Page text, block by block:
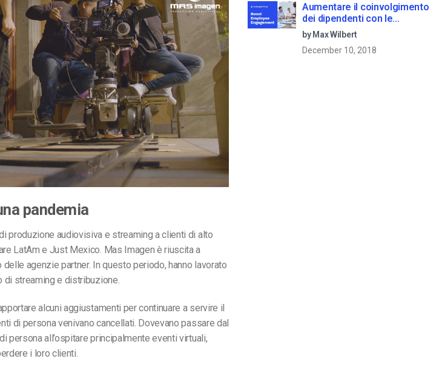
pandemia
produzione audiovisiva e streaming a clienti di alto
LatAm e Just Mexico. Mas Imagen è riuscita a
agenzie partner. In questo periodo, hanno lavorato
streaming e distribuzione.
alcuni aggiustamenti per continuare a servire il
di persona venivano cancellati. Dovevano passare dal
persona all’ospitare principalmente eventi virtuali,
i loro clienti.
Aumentare il coinvolgimento
dei dipendenti con le
comunicazioni aziendali in
live streaming
by Max Wilbert
December 10, 2018